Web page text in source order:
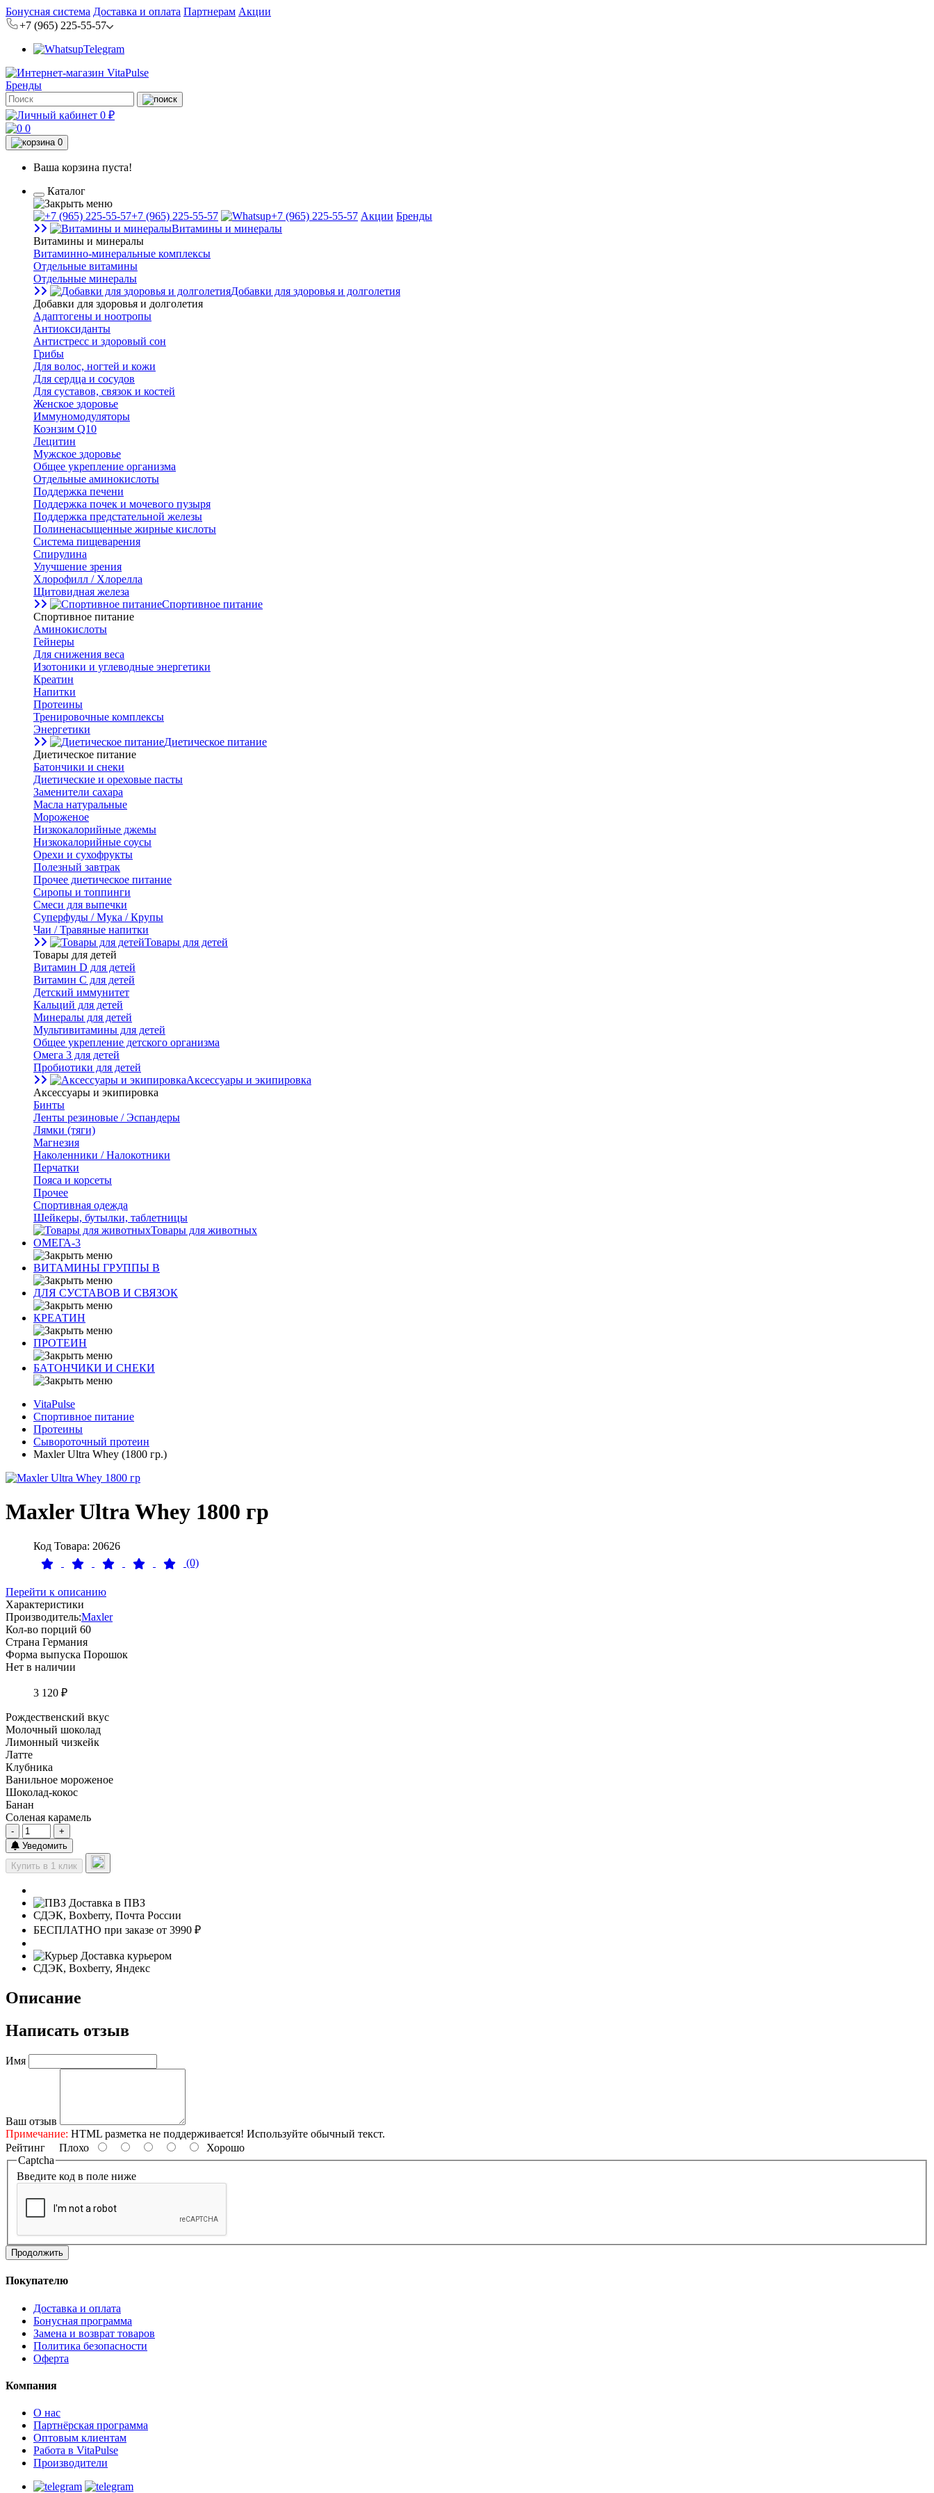
Бонусная система Доставка и оплата Партнерам Акции
+7 (965) 225-55-57
Telegram
Бренды
0 ₽
0
0
Ваша корзина пуста!
Каталог
+7 (965) 225-55-57 +7 (965) 225-55-57 Акции Бренды
Витамины и минералы
Витамины и минералы
Витаминно-минеральные комплексы
Отдельные витамины
Отдельные минералы
Добавки для здоровья и долголетия
Добавки для здоровья и долголетия
Адаптогены и ноотропы
Антиоксиданты
Антистресс и здоровый сон
Грибы
Для волос, ногтей и кожи
Для сердца и сосудов
Для суставов, связок и костей
Женское здоровье
Иммуномодуляторы
Коэнзим Q10
Лецитин
Мужское здоровье
Общее укрепление организма
Отдельные аминокислоты
Поддержка печени
Поддержка почек и мочевого пузыря
Поддержка предстательной железы
Полиненасыщенные жирные кислоты
Система пищеварения
Спирулина
Улучшение зрения
Хлорофилл / Хлорелла
Щитовидная железа
Спортивное питание
Спортивное питание
Аминокислоты
Гейнеры
Для снижения веса
Изотоники и углеводные энергетики
Креатин
Напитки
Протеины
Тренировочные комплексы
Энергетики
Диетическое питание
Диетическое питание
Батончики и снеки
Диетические и ореховые пасты
Заменители сахара
Масла натуральные
Мороженое
Низкокалорийные джемы
Низкокалорийные соусы
Орехи и сухофрукты
Полезный завтрак
Прочее диетическое питание
Сиропы и топпинги
Смеси для выпечки
Суперфуды / Мука / Крупы
Чаи / Травяные напитки
Товары для детей
Товары для детей
Витамин D для детей
Витамин С для детей
Детский иммунитет
Кальций для детей
Минералы для детей
Мультивитамины для детей
Общее укрепление детского организма
Омега 3 для детей
Пробиотики для детей
Аксессуары и экипировка
Аксессуары и экипировка
Бинты
Ленты резиновые / Эспандеры
Лямки (тяги)
Магнезия
Наколенники / Налокотники
Перчатки
Пояса и корсеты
Прочее
Спортивная одежда
Шейкеры, бутылки, таблетницы
Товары для животных
ОМЕГА-3
ВИТАМИНЫ ГРУППЫ В
ДЛЯ СУСТАВОВ И СВЯЗОК
КРЕАТИН
ПРОТЕИН
БАТОНЧИКИ И СНЕКИ
VitaPulse
Спортивное питание
Протеины
Сывороточный протеин
Maxler Ultra Whey (1800 гр.)
Maxler Ultra Whey 1800 гр
Код Товара: 20626
(0)
Перейти к описанию
Характеристики
Производитель:Maxler
Кол-во порций 60
Страна Германия
Форма выпуска Порошок
Нет в наличии
3 120 ₽
Рождественский вкус
Молочный шоколад
Лимонный чизкейк
Латте
Клубника
Ванильное мороженое
Шоколад-кокос
Банан
Соленая карамель
-
+
Уведомить
Купить в 1 клик
Доставка в ПВЗ
СДЭК, Boxberry, Почта России
БЕСПЛАТНО при заказе от 3990 ₽
Доставка курьером
СДЭК, Boxberry, Яндекс
Описание
Написать отзыв
Имя
Ваш отзыв
Примечание: HTML разметка не поддерживается! Используйте обычный текст.
Рейтинг Плохо
Хорошо
Captcha
Введите код в поле ниже
Продолжить
Покупателю
Доставка и оплата
Бонусная программа
Замена и возврат товаров
Политика безопасности
Оферта
Компания
О нас
Партнёрская программа
Оптовым клиентам
Работа в VitaPulse
Производители